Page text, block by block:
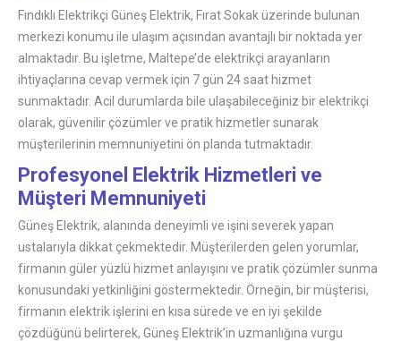
Fındıklı Elektrikçi Güneş Elektrik, Fırat Sokak üzerinde bulunan
merkezi konumu ile ulaşım açısından avantajlı bir noktada yer
almaktadır. Bu işletme, Maltepe’de elektrikçi arayanların
ihtiyaçlarına cevap vermek için 7 gün 24 saat hizmet
sunmaktadır. Acil durumlarda bile ulaşabileceğiniz bir elektrikçi
olarak, güvenilir çözümler ve pratik hizmetler sunarak
müşterilerinin memnuniyetini ön planda tutmaktadır.
Profesyonel Elektrik Hizmetleri ve
Müşteri Memnuniyeti
Güneş Elektrik, alanında deneyimli ve işini severek yapan
ustalarıyla dikkat çekmektedir. Müşterilerden gelen yorumlar,
firmanın güler yüzlü hizmet anlayışını ve pratik çözümler sunma
konusundaki yetkinliğini göstermektedir. Örneğin, bir müşterisi,
firmanın elektrik işlerini en kısa sürede ve en iyi şekilde
çözdüğünü belirterek, Güneş Elektrik’in uzmanlığına vurgu